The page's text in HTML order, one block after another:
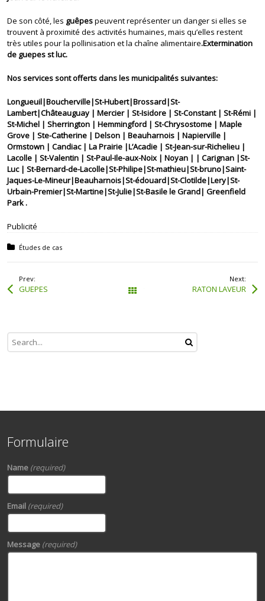
De son côté, les guêpespeuvent représenter un danger si elles se
trouvent à proximité des activités humaines, mais qu’elles restent
très utiles pour la pollinisation et la chaîne alimentaire.Extermination
de guepes st luc.
Nos services sont offerts dans les municipalités suivantes:
Longueuil|Boucherville|St-Hubert|Brossard|St-
Lambert|Châteauguay | Mercier | St-Isidore | St-Constant | St-Rémi |
St-Michel | Sherrington | Hemmingford | St-Chrysostome | Maple
Grove | Ste-Catherine | Delson | Beauharnois | Napierville |
Ormstown | Candiac | La Prairie |L’Acadie | St-Jean-sur-Richelieu |
Lacolle | St-Valentin | St-Paul-Ile-aux-Noix | Noyan | | Carignan |St-
Luc | St-Bernard-de-Lacolle|St-Philipe|St-mathieu|St-bruno|Saint-
Jaques-Le-Mineur|Beauharnois|St-édouard|St-Clotilde|Lery|St-
Urbain-Premier|St-Martine|St-Julie|St-Basile le Grand| Greenfield
Park .
Publicité
Posted in:
Études de cas
Prev:
GUEPES Tous les articles
Next:
RATON LAVEUR
Formulaire
Name (required)
Email (required)
Message (required)